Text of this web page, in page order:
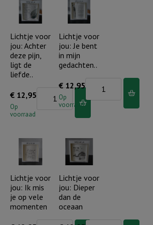
aan
dag
draagt
Hij
ons
is
mijn
herder
aantal
Lichtje voor
jou: Achter
deze pijn,
ligt de
liefde..
€ 12,95
Op
voorraad
pijn,
ligt
de
liefde..
Lichtje voor
jou: Je bent
in mijn
gedachten..
€ 12,95
Op
voorraad
voor
bent
in
mijn
gedachten..
aantal
Lichtje voor
jou: Ik mis
je op vele
momenten
Lichtje voor
jou: Dieper
dan de
oceaan